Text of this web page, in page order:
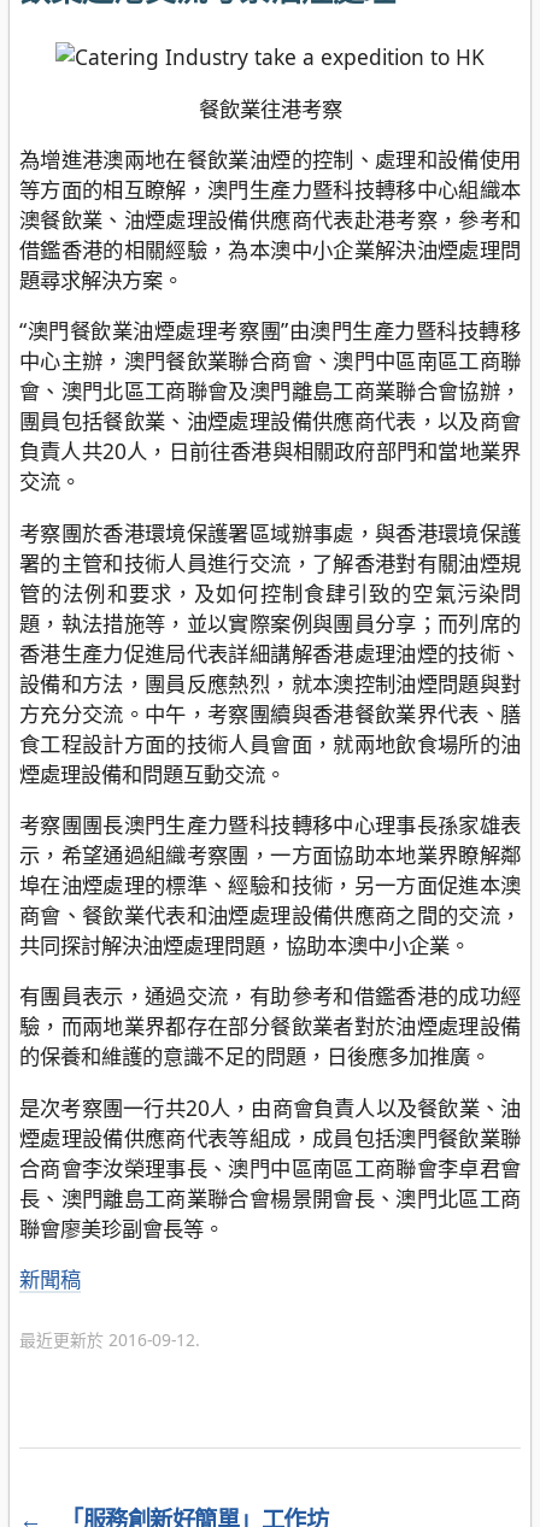
餐飲業往港考察
為增進港澳兩地在餐飲業油煙的控制、處理和設備使用
等方面的相互瞭解，澳門生產力暨科技轉移中心組織本
澳餐飲業、油煙處理設備供應商代表赴港考察，參考和
借鑑香港的相關經驗，為本澳中小企業解決油煙處理問
題尋求解決方案。
“澳門餐飲業油煙處理考察團”由澳門生產力暨科技轉移
中心主辦，澳門餐飲業聯合商會、澳門中區南區工商聯
會、澳門北區工商聯會及澳門離島工商業聯合會協辦，
團員包括餐飲業、油煙處理設備供應商代表，以及商會
負責人共20人，日前往香港與相關政府部門和當地業界
交流。
考察團於香港環境保護署區域辦事處，與香港環境保護
署的主管和技術人員進行交流，了解香港對有關油煙規
管的法例和要求，及如何控制食肆引致的空氣污染問
題，執法措施等，並以實際案例與團員分享；而列席的
香港生產力促進局代表詳細講解香港處理油煙的技術、
設備和方法，團員反應熱烈，就本澳控制油煙問題與對
方充分交流。中午，考察團續與香港餐飲業界代表、膳
食工程設計方面的技術人員會面，就兩地飲食場所的油
煙處理設備和問題互動交流。
考察團團長澳門生產力暨科技轉移中心理事長孫家雄表
示，希望通過組織考察團，一方面協助本地業界瞭解鄰
埠在油煙處理的標準、經驗和技術，另一方面促進本澳
商會、餐飲業代表和油煙處理設備供應商之間的交流，
共同探討解決油煙處理問題，協助本澳中小企業。
有團員表示，通過交流，有助參考和借鑑香港的成功經
驗，而兩地業界都存在部分餐飲業者對於油煙處理設備
的保養和維護的意識不足的問題，日後應多加推廣。
是次考察團一行共20人，由商會負責人以及餐飲業、油
煙處理設備供應商代表等組成，成員包括澳門餐飲業聯
合商會李汝榮理事長、澳門中區南區工商聯會李卓君會
長、澳門離島工商業聯合會楊景開會長、澳門北區工商
聯會廖美珍副會長等。
分
新聞稿
最近更新於 2016-09-12.
←
「服務創新好簡單」工作坊